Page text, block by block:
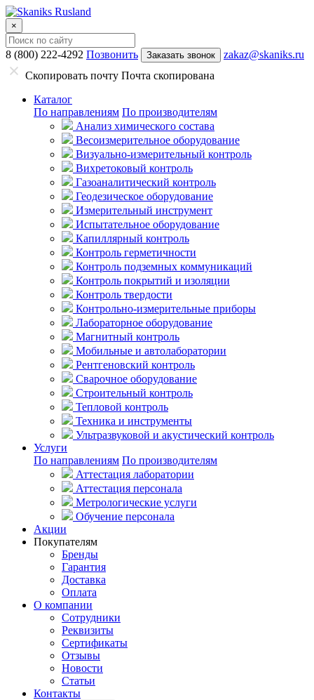
×
8 (800) 222-4292 Позвонить Заказать звонок
zakaz@skaniks.ru
Скопировать почту Почта скопирована
Каталог
По направлениям По производителям
Анализ химического состава
Весоизмерительное оборудование
Визуально-измерительный контроль
Вихретоковый контроль
Газоаналитический контроль
Геодезическое оборудование
Измерительный инструмент
Испытательное оборудование
Капиллярный контроль
Контроль герметичности
Контроль подземных коммуникаций
Контроль покрытий и изоляции
Контроль твердости
Контрольно-измерительные приборы
Лабораторное оборудование
Магнитный контроль
Мобильные и автолаборатории
Рентгеновский контроль
Сварочное оборудование
Строительный контроль
Тепловой контроль
Техника и инструменты
Ультразвуковой и акустический контроль
Услуги
По направлениям По производителям
Аттестация лаборатории
Аттестация персонала
Метрологические услуги
Обучение персонала
Акции
Покупателям
Бренды
Гарантия
Доставка
Оплата
О компании
Сотрудники
Реквизиты
Сертификаты
Отзывы
Новости
Статьи
Контакты